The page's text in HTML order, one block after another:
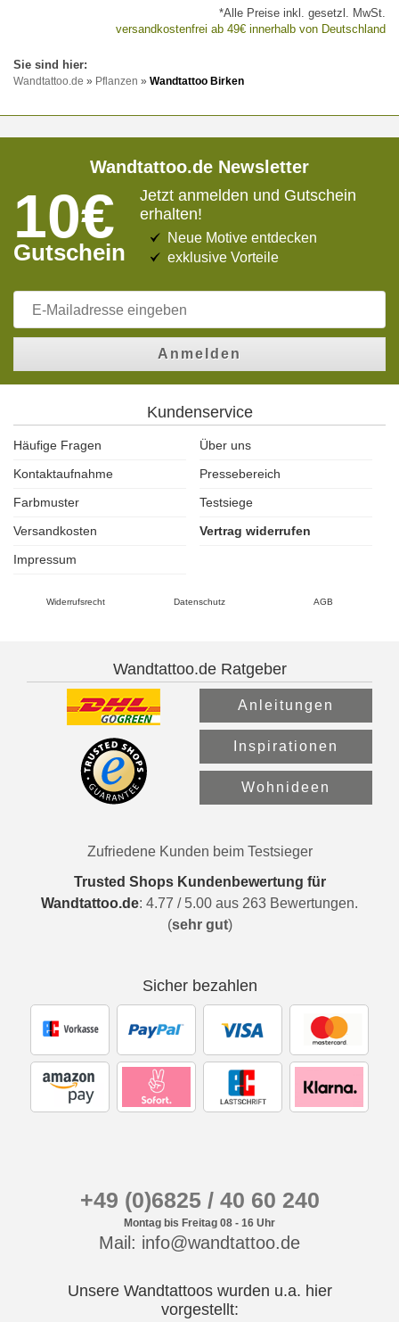
*Alle Preise inkl. gesetzl. MwSt.
versandkostenfrei ab 49€ innerhalb von Deutschland
Wandtattoo.de » Pflanzen » Wandtattoo Birken
Wandtattoo.de Newsletter
10€
Gutschein
Jetzt anmelden und Gutschein
erhalten!
Neue Motive entdecken
exklusive Vorteile
Anmelden
Kundenservice
Häufige Fragen
Über uns
Kontaktaufnahme
Pressebereich
Farbmuster
Testsiege
Versandkosten
Vertrag widerrufen
Impressum
Widerrufsrecht Datenschutz AGB
Wandtattoo.de Ratgeber
Anleitungen
Inspirationen
Wohnideen
Zufriedene Kunden beim Testsieger
Trusted Shops Kundenbewertung für
Wandtattoo.de: 4.77 / 5.00 aus 263 Bewertungen.
(sehr gut)
Sicher bezahlen
+49 (0)6825 / 40 60 240
Montag bis Freitag 08 - 16 Uhr
Mail: info@wandtattoo.de
Unsere Wandtattoos wurden u.a. hier
vorgestellt: